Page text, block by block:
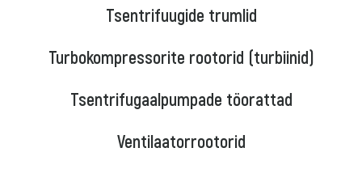
Tsentrifuugide trumlid
Turbokompressorite rootorid (turbiinid)
Tsentrifugaalpumpade töorattad
Ventilaatorrootorid